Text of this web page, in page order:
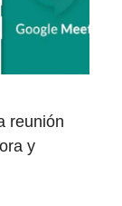
reunión
y